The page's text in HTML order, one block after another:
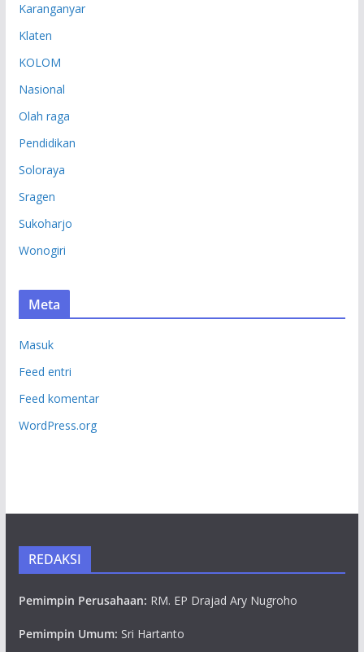
Karanganyar
Klaten
KOLOM
Nasional
Olah raga
Pendidikan
Soloraya
Sragen
Sukoharjo
Wonogiri
Meta
Masuk
Feed entri
Feed komentar
WordPress.org
REDAKSI
Pemimpin Perusahaan: RM. EP Drajad Ary Nugroho
Pemimpin Umum: Sri Hartanto